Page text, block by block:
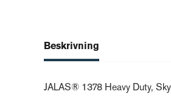
Beskrivning
JALAS® 1378 Heavy Duty,